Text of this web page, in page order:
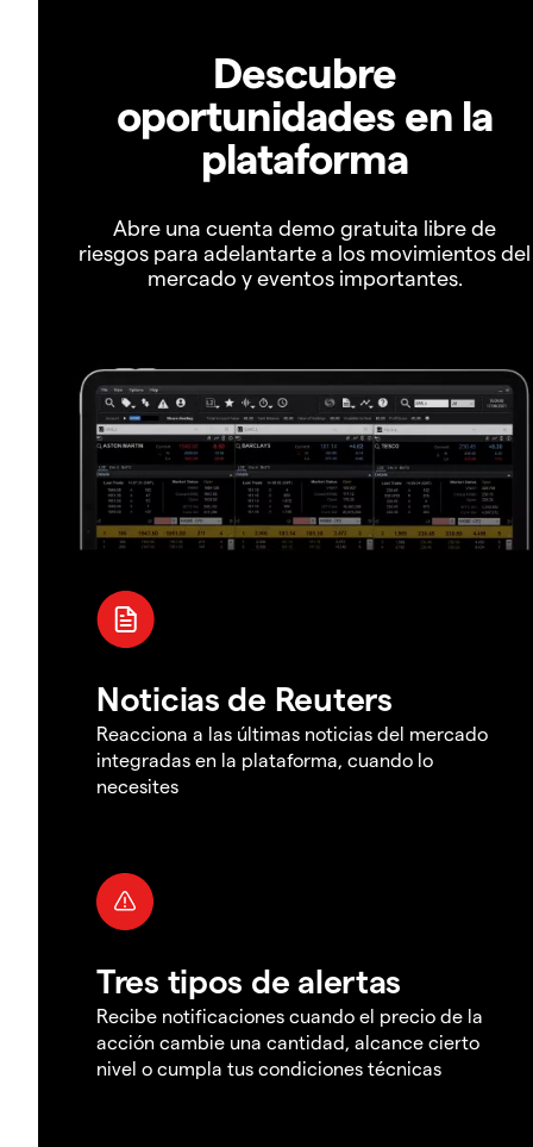
Descubre
oportunidades en la
plataforma
Abre una cuenta demo gratuita libre de
riesgos para adelantarte a los movimientos del
mercado y eventos importantes.
Noticias de Reuters
Reacciona a las últimas noticias del mercado
integradas en la plataforma, cuando lo
necesites
Tres tipos de alertas
Recibe notificaciones cuando el precio de la
acción cambie una cantidad, alcance cierto
nivel o cumpla tus condiciones técnicas